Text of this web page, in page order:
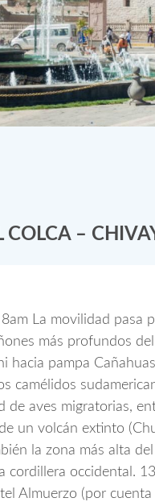
COLCA –
La movilidad pasa
más profundos
hacia pampa
camélidos
de aves migratorias,
un volcán extinto
la zona más alta
cordillera occidental.
Almuerzo (por